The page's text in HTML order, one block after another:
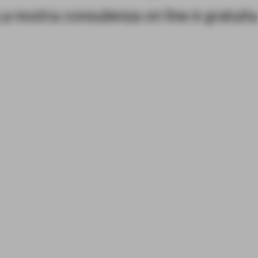
La nostra consulenza on line è gratuita